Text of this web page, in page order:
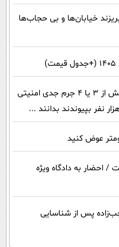
حزب اللهی بریزند خیابان‌ها و بی حجاب‌ها
گفته‌های یک روحانی تندرو و ردپای بیش از ۳ یا ۴ جرم جدی امنیتی
/ احضار به دادگاه ویژه
پس از شناسایی